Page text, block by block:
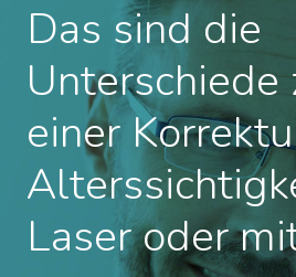
Das sind die
Unterschiede
einer
Laser oder